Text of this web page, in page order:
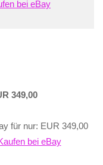
bei eBay
349,00
für nur: EUR 349,00
bei eBay